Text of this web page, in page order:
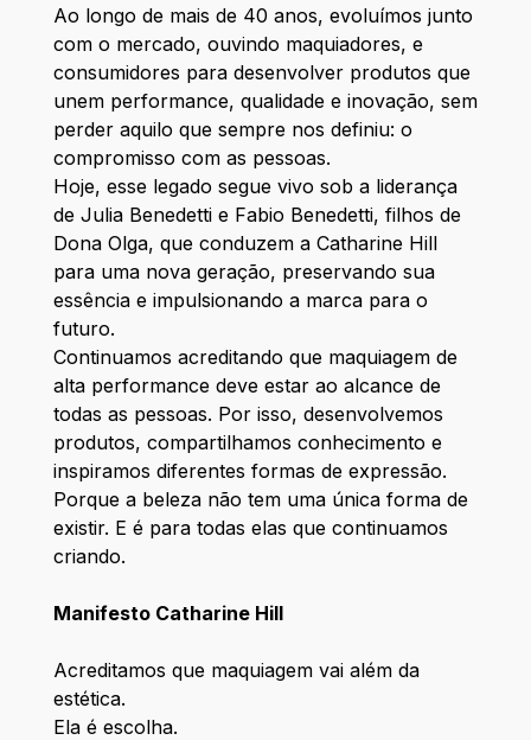
Ao longo de mais de 40 anos, evoluímos junto
com o mercado, ouvindo maquiadores, e
consumidores para desenvolver produtos que
unem performance, qualidade e inovação, sem
perder aquilo que sempre nos definiu: o
compromisso com as pessoas.
Hoje, esse legado segue vivo sob a liderança
de Julia Benedetti e Fabio Benedetti, filhos de
Dona Olga, que conduzem a Catharine Hill
para uma nova geração, preservando sua
essência e impulsionando a marca para o
futuro.
Continuamos acreditando que maquiagem de
alta performance deve estar ao alcance de
todas as pessoas. Por isso, desenvolvemos
produtos, compartilhamos conhecimento e
inspiramos diferentes formas de expressão.
Porque a beleza não tem uma única forma de
existir. E é para todas elas que continuamos
criando.
Manifesto Catharine Hill
Acreditamos que maquiagem vai além da
estética.
Ela é escolha.